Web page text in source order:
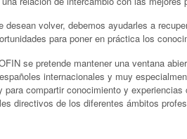
desean volver, debemos ayudarles a
para poner en práctica los
se pretende mantener una ventana
internacionales y muy
para compartir conocimiento y
directivos de los diferentes ámbitos